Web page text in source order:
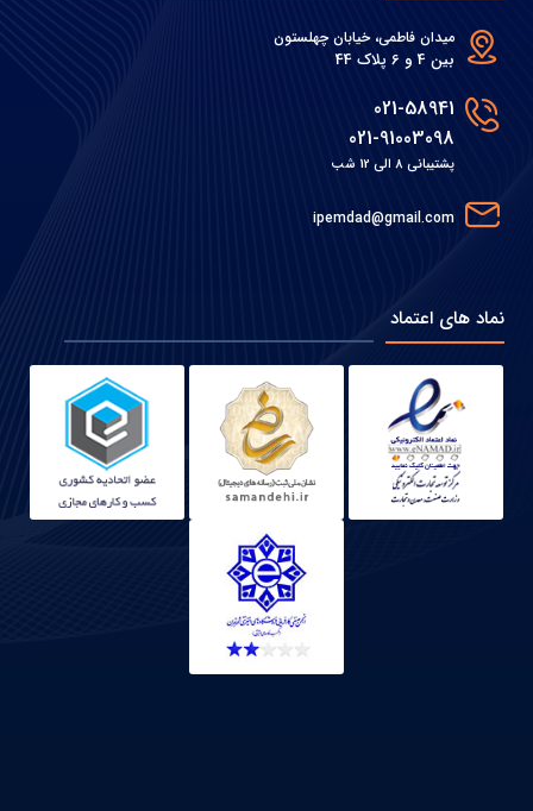
میدان فاطمی، خیابان چهلستون
بین 4 و 6 پلاک 44
021-58941
021-91003098
پشتیبانی 8 الی 12 شب
ipemdad@gmail.com
نماد های اعتماد